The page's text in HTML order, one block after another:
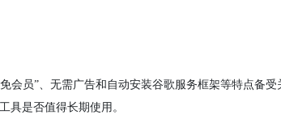
会员”、无需广告和自动安装谷歌服务框架等特点备受
具是否值得长期使用。